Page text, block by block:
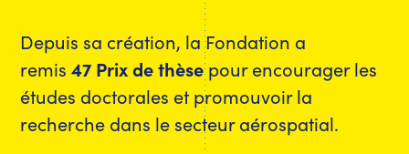
Depuis sa création, la Fondation a
remis47 Prix de thèsepour encourager les
études doctorales et promouvoir la
recherche dans le secteur aérospatial.